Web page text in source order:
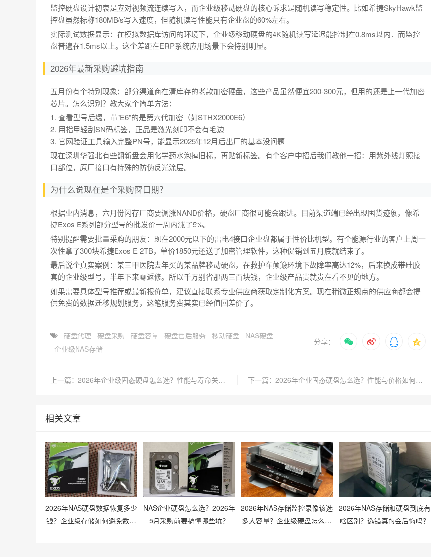
监控硬盘设计初衷是应对视频流连续写入，而企业级移动硬盘的核心诉求是随机读写稳定性。比如希捷SkyHawk监
控盘虽然标称180MB/s写入速度，但随机读写性能只有企业盘的60%左右。
实际测试数据显示：在模拟数据库访问的环境下，企业级移动硬盘的4K随机读写延迟能控制在0.8ms以内，而监控
盘普遍在1.5ms以上。这个差距在ERP系统应用场景下会特别明显。
2026年最新采购避坑指南
五月份有个特别现象：部分渠道商在清库存的老款加密硬盘，这些产品虽然便宜200-300元，但用的还是上一代加密
芯片。怎么识别？教大家个简单方法：
1. 查看型号后缀，带"E6"的是第六代加密（如STHX2000E6）
2. 用指甲轻刮SN码标签，正品是激光刻印不会有毛边
3. 官网验证工具输入完整PN号，能显示2025年12月后出厂的基本没问题
现在深圳华强北有些翻新盘会用化学药水泡掉旧标，再贴新标签。有个客户中招后我们教他一招：用紫外线灯照接
口部位，原厂接口有特殊的防伪反光涂层。
为什么说现在是个采购窗口期？
根据业内消息，六月份闪存厂商要调涨NAND价格，硬盘厂商很可能会跟进。目前渠道端已经出现囤货迹象，像希
捷Exos E系列部分型号的批发价一周内涨了5%。
特别提醒需要批量采购的朋友：现在2000元以下的雷电4接口企业盘都属于性价比机型。有个能源行业的客户上周一
次性拿了300块希捷Exos E 2TB，单价1850元还送了加密管理软件，这种促销到五月底就结束了。
最后说个真实案例：某三甲医院去年买的某品牌移动硬盘，在救护车颠簸环境下故障率高达12%，后来换成带硅胶
套的企业级型号，半年下来零返修。所以千万别省那两三百块钱，企业级产品贵就贵在看不见的地方。
如果需要具体型号推荐或最新报价单，建议直接联系专业供应商获取定制化方案。现在稍微正规点的供应商都会提
供免费的数据迁移规划服务，这笔服务费其实已经值回差价了。
硬盘代理 硬盘采购 硬盘容量 硬盘售后服务 移动硬盘
NAS硬盘
企业级NAS存储
分享：
上一篇：2026年企业级固态硬盘怎么选？性能与寿命关键指标实测 下一篇：2026年企业固态硬盘怎么选？性能与价格如何平衡？
相关文章
2026年NAS硬盘数据恢复多少
钱？企业级存储如何避免数据
NAS企业硬盘怎么选？2026年
5月采购前要搞懂哪些坑？
2026年NAS存储监控录像该选
多大容量？企业级硬盘怎么搭
2026年NAS存储和硬盘到底有
啥区别？选错真的会后悔吗？